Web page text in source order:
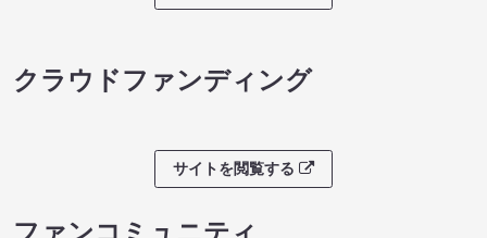
クラウドファンディング
サイトを閲覧する
ファンコミュニティ